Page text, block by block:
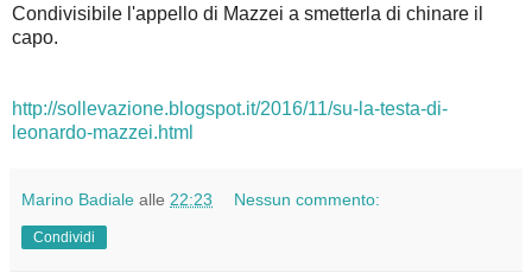
Condivisibile l'appello di Mazzei a smetterla di chinare il
capo.
http://sollevazione.blogspot.it/2016/11/su-la-testa-di-
leonardo-mazzei.html
Marino Badiale alle 22:23 Nessun commento:
Condividi